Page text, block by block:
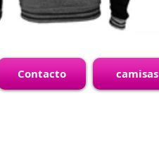
Contacto camisas